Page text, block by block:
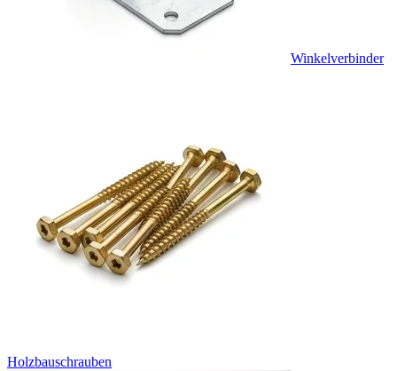
Winkelverbinder
Holzbauschrauben